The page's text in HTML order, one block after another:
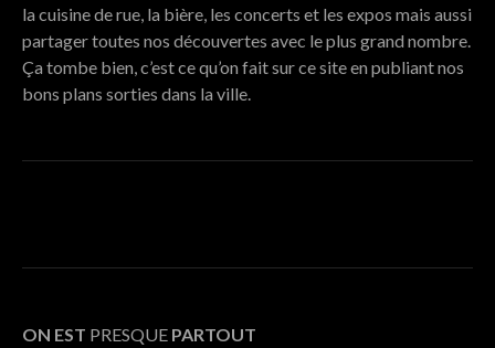
la cuisine de rue, la bière, les concerts et les expos mais aussi
partager toutes nos découvertes avec le plus grand nombre.
Ça tombe bien, c’est ce qu’on fait sur ce site en publiant nos
bons plans sorties dans la ville.
ON EST PRESQUE PARTOUT